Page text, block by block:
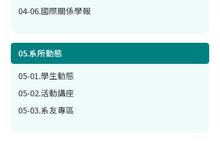
04-06.國際關係學報
05.系所動態
05-01.學生動態
05-02.活動講座
05-03.系友專區